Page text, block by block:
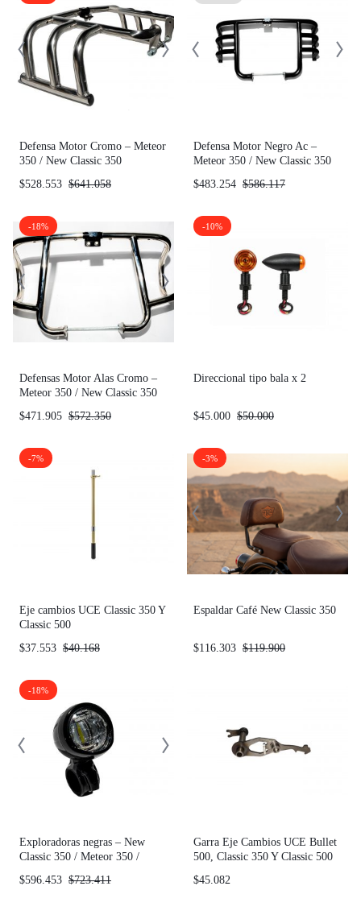
Defensa Motor Cromo – Meteor
350 / New Classic 350
$641.058
$528.553
Defensa Motor Negro Ac –
Meteor 350 / New Classic 350
$586.117
$483.254
-18%
Defensas Motor Alas Cromo –
Meteor 350 / New Classic 350
$572.350
$471.905
-10%
Direccional tipo bala x 2
$50.000
$45.000
-7%
Eje cambios UCE Classic 350 Y
Classic 500
$40.168
$37.553
-3%
Espaldar Café New Classic 350
$119.900
$116.303
-18%
Exploradoras negras – New
Classic 350 / Meteor 350 /
$723.411
$596.453
Garra Eje Cambios UCE Bullet
500, Classic 350 Y Classic 500
$45.082